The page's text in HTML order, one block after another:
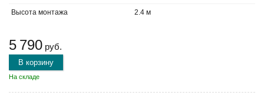
Высота монтажа 2.4 м
5 790 руб.
В корзину
На складе